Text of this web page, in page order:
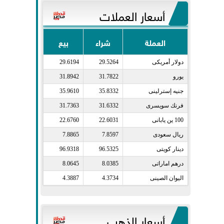
أسعار العملات
العملة شراء بيع
دولار أمريكى​ 29.5264
29.6194
يورو​ 31.7822
31.8942
جنيه إسترلينى​ 35.8332
35.9610
فرنك سويسرى​ 31.6332
31.7363
100 ين يابانى​ 22.6031
22.6760
ريال سعودى​ 7.8597
7.8865
دينار كويتى​ 96.5325
96.9318
درهم اماراتى​ 8.0385
8.0645
اليوان الصينى​ 4.3734
4.3887
أسعار الذهب